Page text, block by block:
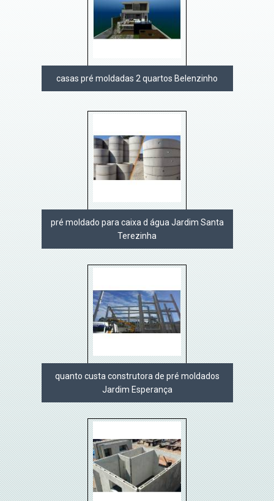
casas pré moldadas 2 quartos Belenzinho
pré moldado para caixa d água Jardim Santa
Terezinha
quanto custa construtora de pré moldados
Jardim Esperança